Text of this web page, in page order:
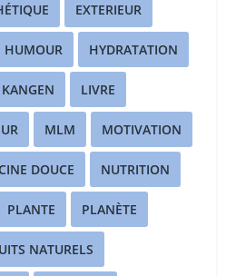
EXTERIEUR
HUMOUR HYDRATATION
KANGEN LIVRE
MLM MOTIVATION
DOUCE NUTRITION
PLANTE PLANÈTE
NATURELS